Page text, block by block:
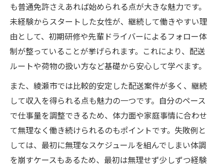
も普通免許さえあれば始められる点が大きな魅力です。
未経験からスタートした女性が、継続して働きやすい理
由として、初期研修や先輩ドライバーによるフォロー体
制が整っていることが挙げられます。これにより、配送
ルートや荷物の扱い方など基礎から安心して学べます。
また、綾瀬市では比較的安定した配送案件が多く、継続
して収入を得られる点も魅力の一つです。自分のペース
で仕事量を調整できるため、体力面や家庭事情に合わせ
て無理なく働き続けられるのもポイントです。失敗例と
しては、最初に無理なスケジュールを組んでしまい体調
を崩すケースもあるため、最初は無理せず少しずつ経験